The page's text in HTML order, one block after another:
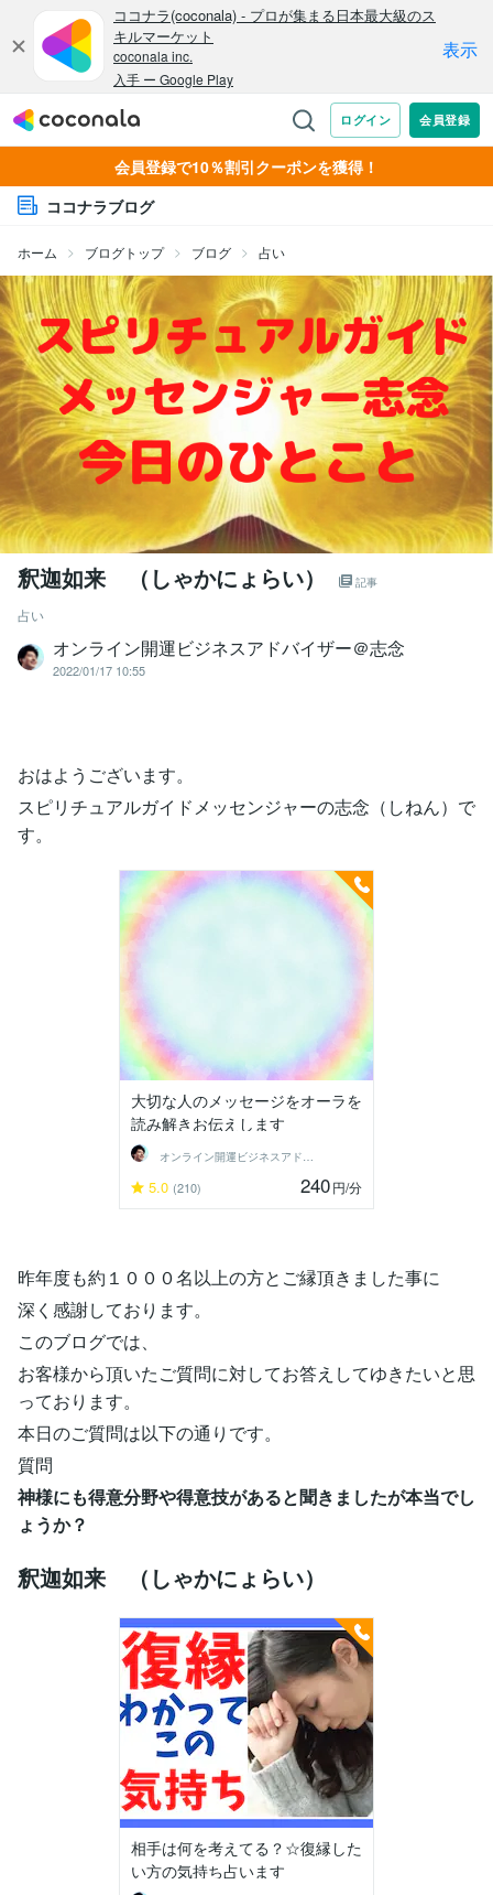
会員登録で10％割引クーポンを獲得！
ココナラブログ
ホーム ブログトップ ブログ 占い
釈迦如来 （しゃかにょらい） 記事
占い
オンライン開運ビジネスアドバイザー＠志念
2022/01/17 10:55
おはようございます。
スピリチュアルガイドメッセンジャーの志念（しねん）で
す。
大切な人のメッセージをオーラを
読み解きお伝えします
オンライン開運ビジネスアドバイザー＠志念
5.0 (210) 240円/分
昨年度も約１０００名以上の方とご縁頂きました事に
深く感謝しております。
このブログでは、
お客様から頂いたご質問に対してお答えしてゆきたいと思
っております。
本日のご質問は以下の通りです。
質問
神様にも得意分野や得意技があると聞きましたが本当でし
ょうか？
釈迦如来 （しゃかにょらい）
相手は何を考えてる？☆復縁した
い方の気持ち占います